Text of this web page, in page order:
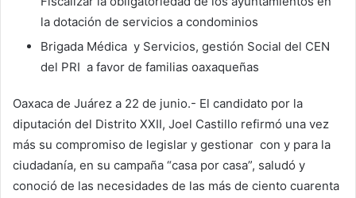
la dotación de servicios a condominios
Brigada Médica y Servicios, gestión Social del CEN
del PRI a favor de familias oaxaqueñas
Oaxaca de Juárez a 22 de junio.- El candidato por la
diputación del Distrito XXII, Joel Castillo refirmó una vez
más su compromiso de legislar y gestionar con y para la
ciudadanía, en su campaña “casa por casa”, saludó y
conoció de las necesidades de las más de ciento cuarenta